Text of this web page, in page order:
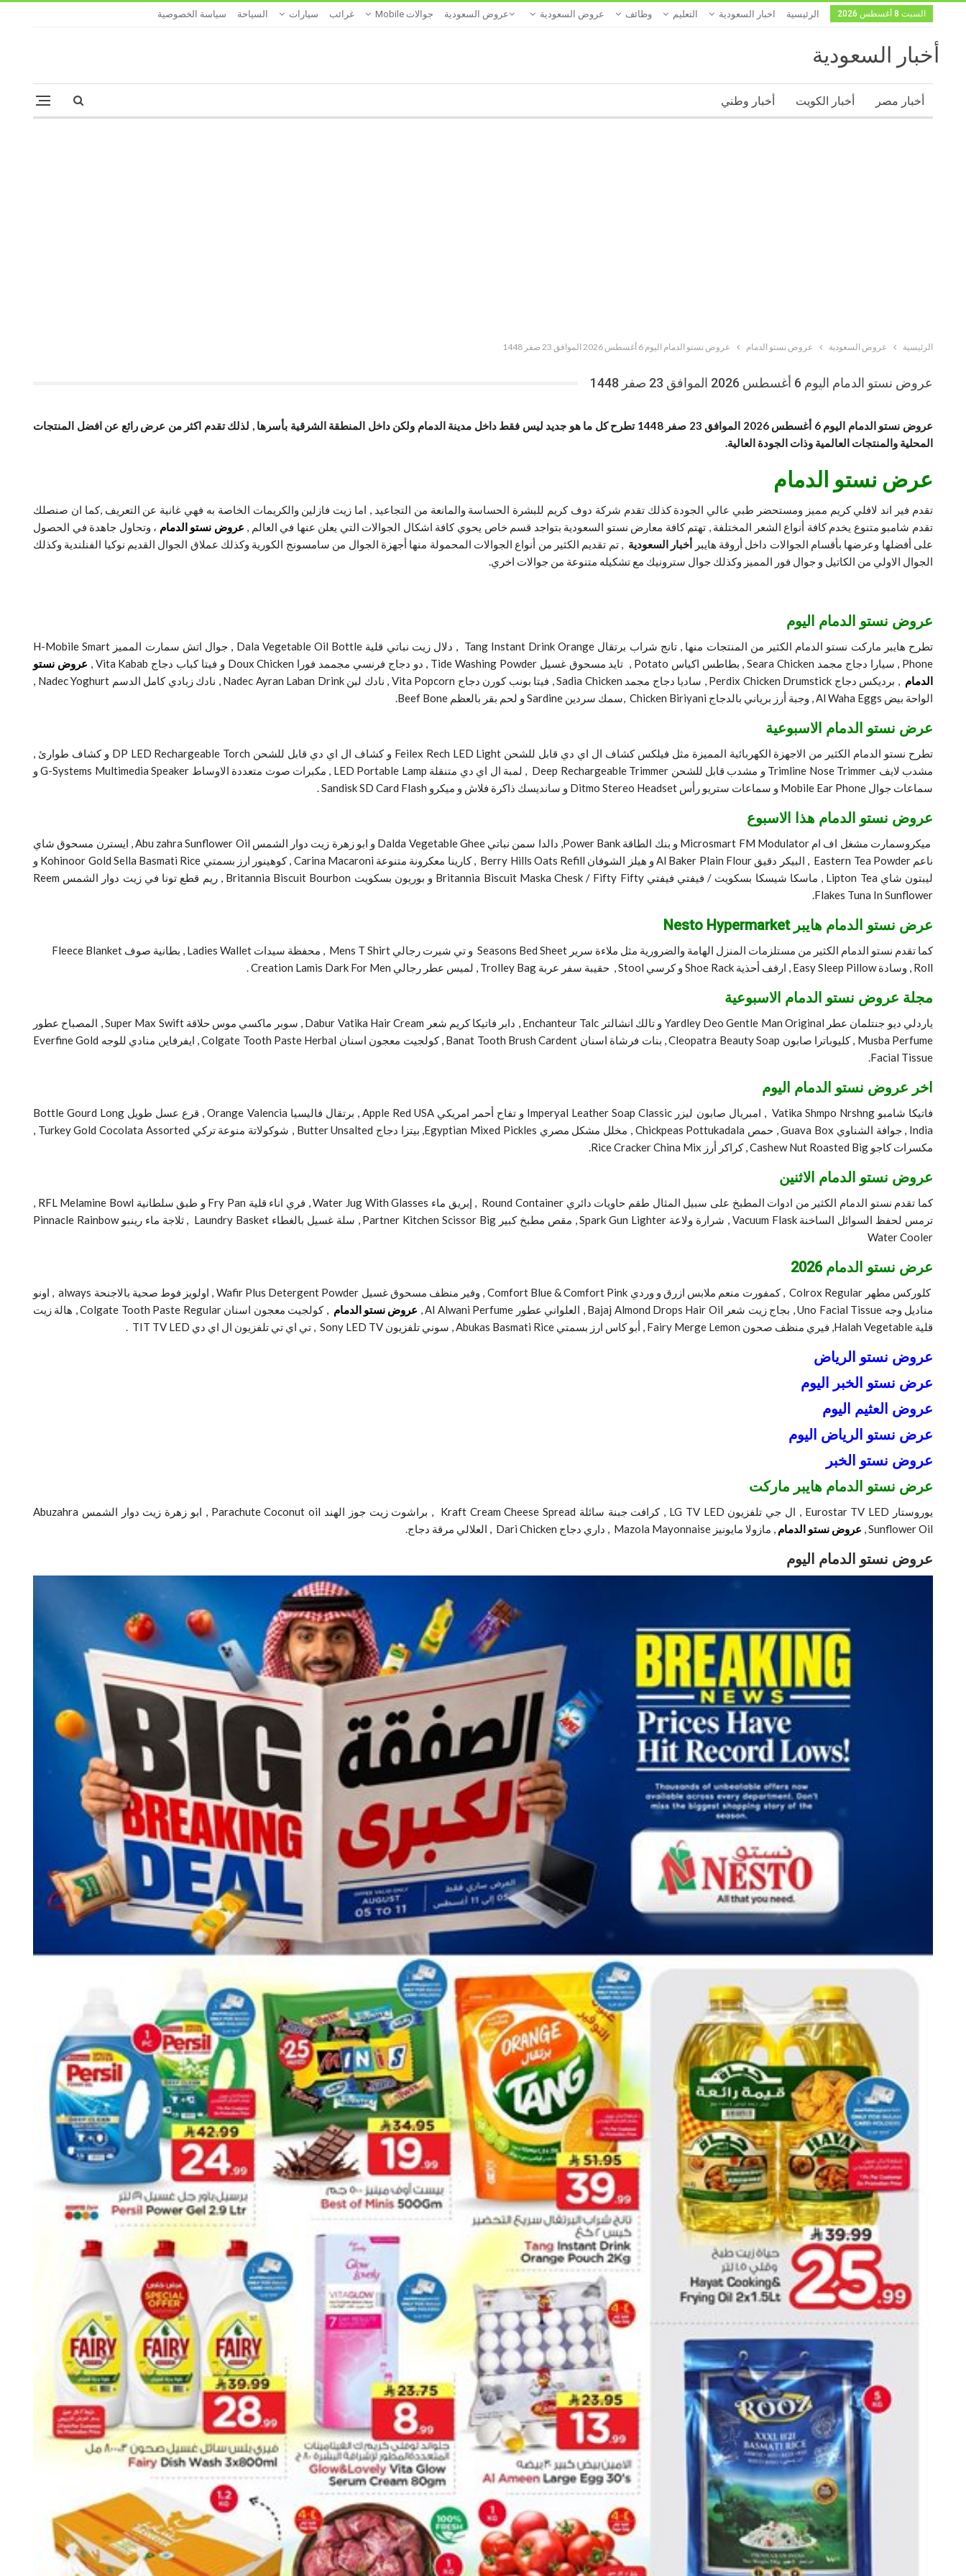
السبت 8 أغسطس 2026 الرئيسية اخبار السعودية التعليم وظائف عروض السعودية عروض السعودية جوالات Mobile غرائب سيارات السياحة سياسة الخصوصية
أخبار السعودية
أخبار مصر أخبار الكويت أخبار وطني
الرئيسية عروض السعودية عروض نستو الدمام عروض نستو الدمام اليوم 6 أغسطس 2026 الموافق 23 صفر 1448
عروض نستو الدمام اليوم 6 أغسطس 2026 الموافق 23 صفر 1448
عروض نستو الدمام اليوم 6 أغسطس 2026 الموافق 23 صفر 1448 تطرح كل ما هو جديد ليس فقط داخل مدينة الدمام ولكن داخل المنطقة الشرقية بأسرها , لذلك تقدم اكثر من عرض رائع عن افضل المنتجات
المحلية والمنتجات العالمية وذات الجودة العالية.
عرض نستو الدمام
تقدم فير اند لافلي كريم مميز ومستحضر طبي عالي الجودة كذلك تقدم شركة دوف كريم للبشرة الحساسة والمانعة من التجاعيد , اما زيت فازلين والكريمات الخاصة به فهي غانية عن التعريف ,كما ان صنصلك
تقدم شامبو متنوع يخدم كافة أنواع الشعر المختلفة , تهتم كافة معارض نستو السعودية بتواجد قسم خاص يحوي كافة اشكال الجوالات التي يعلن عنها في العالم , عروض نستو الدمام ، وتحاول جاهدة في الحصول
على أفضلها وعرضها بأقسام الجوالات داخل أروقة هايبر أخبار السعودية , تم تقديم الكثير من أنواع الجوالات المحمولة منها أجهزة الجوال من سامسونج الكورية وكذلك عملاق الجوال القديم نوكيا الفنلندية وكذلك
الجوال الاولي من الكاتيل و جوال فور المميز وكذلك جوال سترونيك مع تشكيله متنوعة من جوالات اخري.
عروض نستو الدمام اليوم
تطرح هايبر ماركت نستو الدمام الكثير من المنتجات منها , تانج شراب برتقال Tang Instant Drink Orange , دلال زيت نباتي قلية Dala Vegetable Oil Bottle , جوال اتش سمارت المميز H-Mobile Smart
Phone , سيارا دجاج مجمد Seara Chicken , بطاطس اكياس Potato ,
تايد مسحوق غسيل Tide Washing Powder , دو دجاج فرنسي مجممد فورا Doux Chicken و فيتا كباب دجاج Vita Kabab ,
عروض نستو
الدمام , برديكس دجاج Perdix Chicken Drumstick , ساديا دجاج مجمد Sadia Chicken , فيتا بونب كورن دجاج Vita Popcorn , نادك لبن Nadec Ayran Laban Drink ,
نادك زبادي كامل الدسم Nadec Yoghurt ,
الواحة بيض Al Waha Eggs , وجبة أرز برياني بالدجاج Chicken Biriyani ,سمك سردين Sardine و لحم بقر بالعظم Beef Bone.
عرض نستو الدمام الاسبوعية
تطرح نستو الدمام الكثير من الاجهزة الكهربائية المميزة مثل فيلكس كشاف ال اي دي قابل للشحن Feilex Rech LED Light و كشاف ال اي دي قابل للشحن DP LED Rechargeable Torch و كشاف طوارئ ,
مشدب لايف Trimline Nose Trimmer و مشدب قابل للشحن Deep Rechargeable Trimmer , لمبة ال اي دي متنقلة LED Portable Lamp , مكبرات صوت متعددة الاوساط G-Systems Multimedia Speaker و
سماعات جوال Mobile Ear Phone و سماعات ستريو رأس Ditmo Stereo Headset و سانديسك ذاكرة فلاش و ميكرو Sandisk SD Card Flash .
عروض نستو الدمام هذا الاسبوع
ميكروسمارت مشغل اف ام Microsmart FM Modulator و بنك الطاقة Power Bank, دالدا سمن نباتي Dalda Vegetable Ghee و ابو زهرة زيت دوار الشمس Abu zahra Sunflower Oil , ايسترن مسحوق شاي
ناعم Eastern Tea Powder , البيكر دقيق Al Baker Plain Flour و هيلز الشوفان Berry Hills Oats Refill , كارينا معكرونة متنوعة Carina Macaroni , كوهينور ارز بسمتي Kohinoor Gold Sella Basmati Rice و
ليبتون شاي Lipton Tea , ماسكا شيسكا بسكويت / فيفتي فيفتي Britannia Biscuit Maska Chesk / Fifty Fifty و بوريون بسكويت Britannia Biscuit Bourbon , ريم قطع تونا في زيت دوار الشمس Reem
Flakes Tuna In Sunflower.
عرض نستو الدمام هايبر Nesto Hypermarket
كما تقدم نستو الدمام الكثير من مستلزمات المنزل الهامة والضرورية مثل ملاءة سرير Seasons Bed Sheet و تي شيرت رجالي Mens T Shirt , محفظة سيدات Ladies Wallet , بطانية صوف Fleece Blanket
Roll , وسادة Easy Sleep Pillow , ارفف أحذية Shoe Rack و كرسي Stool , حقيبة سفر عربة Trolley Bag , لميس عطر رجالي Creation Lamis Dark For Men .
مجلة عروض نستو الدمام الاسبوعية
ياردلي ديو جنتلمان عطر Yardley Deo Gentle Man Original و تالك انشالتر Enchanteur Talc , دابر فاتيكا كريم شعر Dabur Vatika Hair Cream , سوبر ماكسي موس حلاقة Super Max Swift , المصباح عطور
Musba Perfume , كليوباترا صابون Cleopatra Beauty Soap , بنات فرشاة اسنان Banat Tooth Brush Cardent , كولجيت معجون اسنان Colgate Tooth Paste Herbal , ايفرفاين منادي للوجه Everfine Gold
Facial Tissue.
اخر عروض نستو الدمام اليوم
فاتيكا شامبو Vatika Shmpo Nrshng , امبريال صابون ليزر Imperyal Leather Soap Classic و تفاح أحمر امريكي Apple Red USA , برتقال فاليسيا Orange Valencia , قرع عسل طويل Bottle Gourd Long
India , جوافة الشناوي Guava Box , حمص Chickpeas Pottukadala , مخلل مشكل مصري Egyptian Mixed Pickles, بيتزا دجاج Butter Unsalted , شوكولاتة منوعة تركي Turkey Gold Cocolata Assorted ,
مكسرات كاجو Cashew Nut Roasted Big , كراكر أرز Rice Cracker China Mix.
عروض نستو الدمام الاثنين
كما تقدم نستو الدمام الكثير من ادوات المطبخ على سبيل المثال طقم حاويات دائري Round Container , إبريق ماء Water Jug With Glasses , فري اناء قلية Fry Pan و طبق سلطانية RFL Melamine Bowl ,
ترمس لحفظ السوائل الساخنة Vacuum Flask , شرارة ولاعة Spark Gun Lighter , مقص مطبخ كبير Partner Kitchen Scissor Big , سلة غسيل بالغطاء Laundry Basket , ثلاجة ماء رينبو Pinnacle Rainbow
Water Cooler
عرض نستو الدمام 2026
كلوركس مطهر Colrox Regular , كمفورت منعم ملابس ازرق و وردي Comfort Blue & Comfort Pink , وفير منظف مسحوق غسيل Wafir Plus Detergent Powder , اولويز فوط صحية بالاجنحة always , اونو
مناديل وجه Uno Facial Tissue , بجاج زيت شعر Bajaj Almond Drops Hair Oil ,
العلواني عطور Al Alwani Perfume , عروض نستو الدمام
, كولجيت معجون اسنان Colgate Tooth Paste Regular , هالة زيت
قلية Halah Vegetable, فيري منظف صحون Fairy Merge Lemon , أبو كاس ارز بسمتي Abukas Basmati Rice , سوني تلفزيون Sony LED TV , تي اي تي تلفزيون ال اي دي TIT TV LED .
عروض نستو الرياض
عرض نستو الخبر اليوم
عروض العثيم اليوم
عرض نستو الرياض اليوم
عروض نستو الخبر
عرض نستو الدمام هايبر ماركت
يوروستار Eurostar TV LED , ال جي تلفزيون LG TV LED , كرافت جبنة سائلة Kraft Cream Cheese Spread , براشوت زيت جوز الهند Parachute Coconut oil , ابو زهرة زيت دوار الشمس Abuzahra
Sunflower Oil , عروض نستو الدمام , مازولا مايونيز Mazola Mayonnaise , داري دجاج Dari Chicken , العلالي مرقة دجاج.
عروض نستو الدمام اليوم